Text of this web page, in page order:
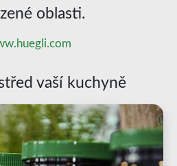
oblasti.
vaší kuchyně